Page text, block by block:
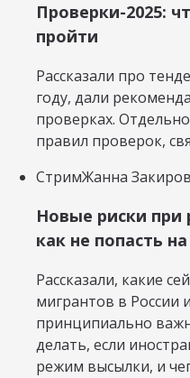
Проверки-2025:
пройти
Рассказали про
году, дали
проверках.
правил проверок,
СтримЖанна
Новые риски при
как не попасть
Рассказали, какие
мигрантов в России
принципиально
делать, если
режим высылки, и